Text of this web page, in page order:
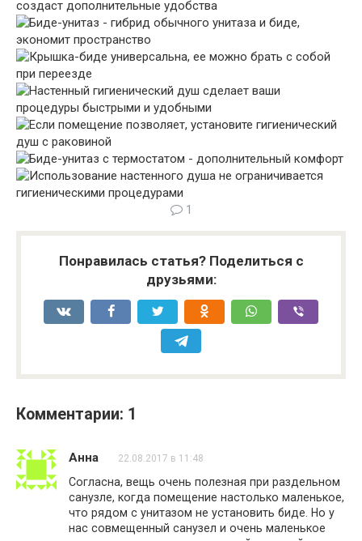
1
Понравилась статья? Поделиться с
друзьями:
Комментарии: 1
Анна 22.08.2017 в 11:48
Согласна, вещь очень полезная при раздельном
санузле, когда помещение настолько маленькое,
что рядом с унитазом не установить биде. Но у
нас совмещенный санузел и очень маленькое